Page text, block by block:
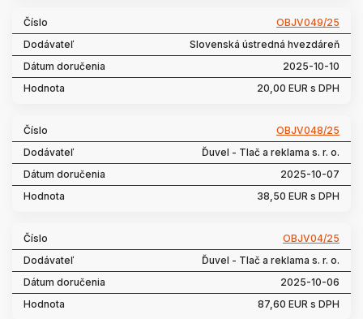
OBJV049/25
Slovenská ústredná hvezdáreň
2025-10-10
20,00 EUR s DPH
OBJV048/25
Ďuvel - Tlač a reklama s. r. o.
2025-10-07
38,50 EUR s DPH
OBJV04/25
Ďuvel - Tlač a reklama s. r. o.
2025-10-06
87,60 EUR s DPH